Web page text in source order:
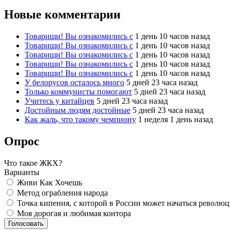
Новые комментарии
Товарищи! Вы ознакомились с 1 день 10 часов назад
Товарищи! Вы ознакомились с 1 день 10 часов назад
Товарищи! Вы ознакомились с 1 день 10 часов назад
Товарищи! Вы ознакомились с 1 день 10 часов назад
Товарищи! Вы ознакомились с 1 день 10 часов назад
У белорусов осталось много 5 дней 23 часа назад
Только коммунисты помогают 5 дней 23 часа назад
Учитесь у китайцев 5 дней 23 часа назад
Достойным людям достойные 5 дней 23 часа назад
Как жаль, что такому чемпиону 1 неделя 1 день назад
Опрос
Что такое ЖКХ?
Варианты
Живи Как Хочешь
Метод ограбления народа
Точка кипения, с которой в России может начаться
Моя дорогая и любимая контора